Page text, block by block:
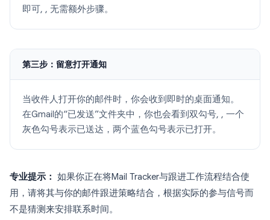
即可, , 无需额外步骤。
第三步：留意打开通知
当收件人打开你的邮件时，你会收到即时的桌面通知。
在Gmail的“已发送”文件夹中，你也会看到双勾号, , 一个
灰色勾号表示已送达，两个蓝色勾号表示已打开。
专业提示： 如果你正在将Mail Tracker与跟进工作流程结合使
用，请将其与你的邮件跟进策略结合，根据实际的参与信号而
不是猜测来安排联系时间。